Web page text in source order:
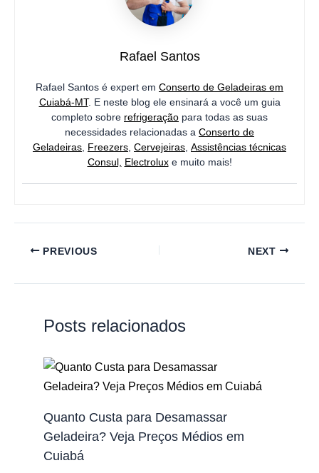
Rafael Santos
Rafael Santos é expert em Conserto de Geladeiras em
Cuiabá-MT. E neste blog ele ensinará a você um guia
completo sobre refrigeração para todas as suas
necessidades relacionadas a Conserto de
Geladeiras, Freezers, Cervejeiras, Assistências técnicas
Consul, Electroluxe muito mais!
PREVIOUS NEXT
Posts relacionados
Quanto Custa para Desamassar
Geladeira? Veja Preços Médios em
Cuiabá